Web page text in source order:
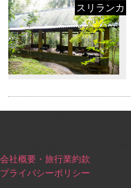
スリランカ
会社概要・旅行業約款
プライバシーポリシー